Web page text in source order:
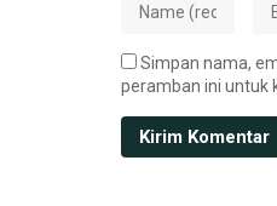
Simpan nama,
peramban ini untuk